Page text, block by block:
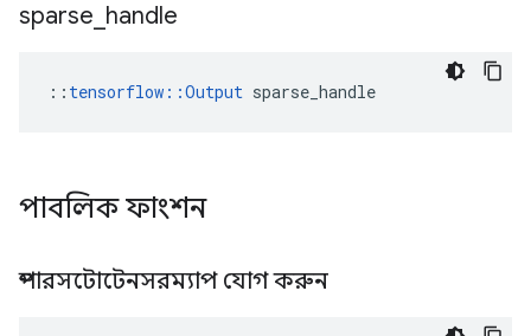
sparse handle
:: tensorflow::Output sparse_handle
পাবলিক ফাংশন
স্পারসটোটেনসরম্যাপ যোগ করুন